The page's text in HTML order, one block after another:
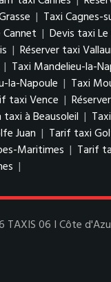
| Taxi Cagnes-
Cannet | Devis taxi
| Réserver taxi
| Taxi Mandelieu-la-
la-Napoule | Taxi
taxi Vence |
à Beausoleil |
Juan | Tarif taxi
Maritimes | Tarif
|
06 I Côte